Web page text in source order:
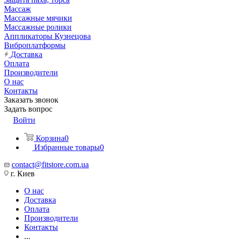
Массаж
Массажные мячики
Массажные ролики
Аппликаторы Кузнецова
Виброплатформы
Доставка
Оплата
Производители
О нас
Контакты
Заказать звонок
Задать вопрос
Войти
Корзина0
Избранные товары0
contact@fitstore.com.ua
г. Киев
О нас
Доставка
Оплата
Производители
Контакты
...